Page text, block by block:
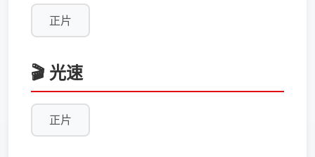
正片
🎬 光速
正片